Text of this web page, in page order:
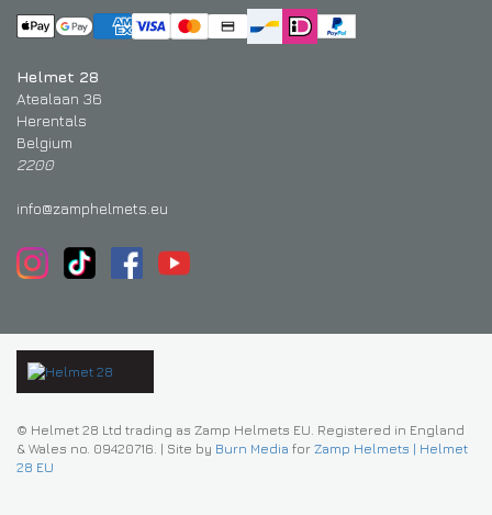
Helmet 28
Atealaan 36
Herentals
Belgium
2200
info@zamphelmets.eu
© Helmet 28 Ltd trading as Zamp Helmets EU. Registered in England
& Wales no. 09420716. | Site by Burn Media for Zamp Helmets | Helmet
28 EU